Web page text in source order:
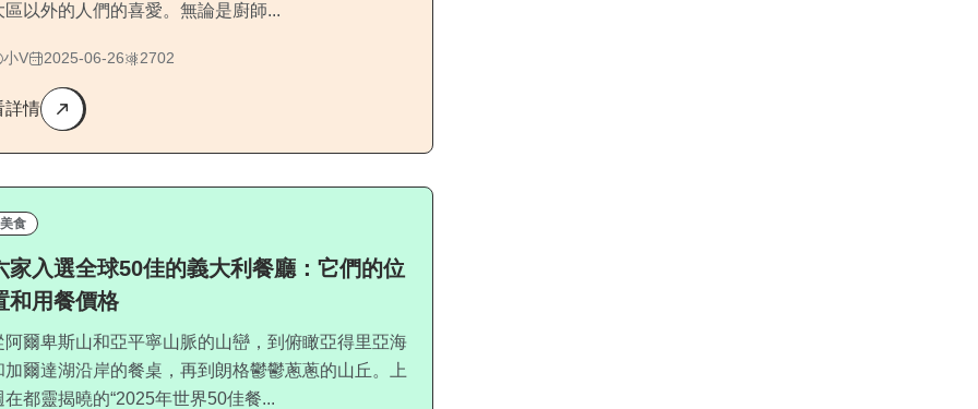
區以外的人們的喜愛。無論是廚師...
小V 2025-06-26 2702
詳情
美食
家入選全球50佳的義大利餐廳：它們的位
和用餐價格
阿爾卑斯山和亞平寧山脈的山巒，到俯瞰亞得里亞海
加爾達湖沿岸的餐桌，再到朗格鬱鬱蔥蔥的山丘。上
在都靈揭曉的“2025年世界50佳餐...